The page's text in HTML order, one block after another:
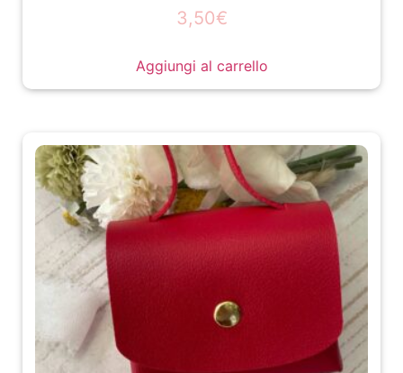
3,50€
Aggiungi al carrello